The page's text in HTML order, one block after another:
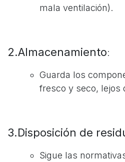
mala ventilación).
2.Almacenamiento:
Guarda los
fresco y seco, lejos
3.Disposición de
Sigue las